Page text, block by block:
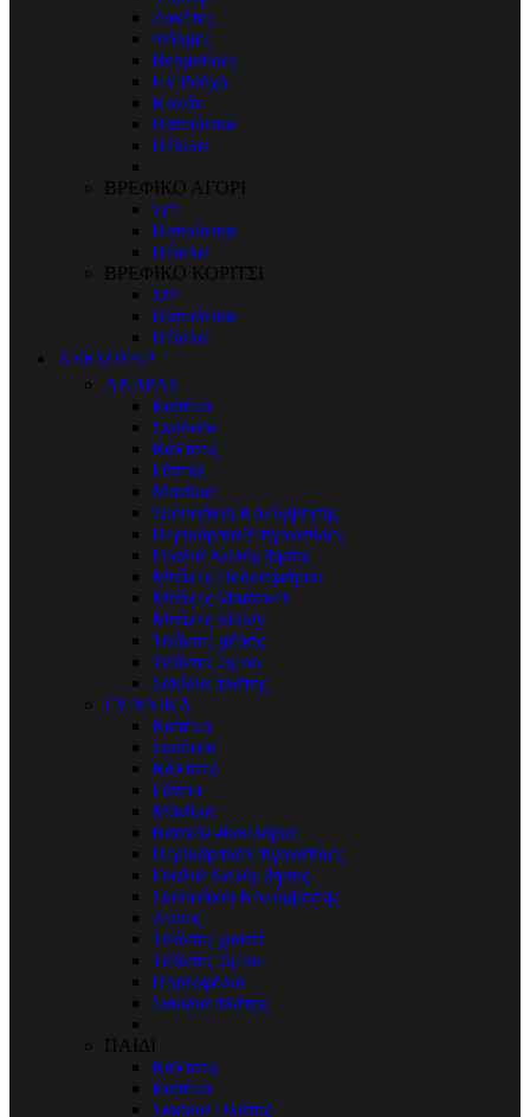
Ζακέτες
Φόρμες
Βερμούδες
Uv Ρούχα
Κολάν
Παπούτσια
Πέδιλα
ΒΡΕΦΙΚΟ ΑΓΟΡΙ
Σετ
Παπούτσια
Πέδιλα
ΒΡΕΦΙΚΟ ΚΟΡΙΤΣΙ
Σετ
Παπούτσια
Πέδιλα
ΑΞΕΣΟΥΑΡ
ΑΝΔΡΑΣ
Καπέλα
Σκούφοι
Κάλτσες
Γάντια
Μανίκια
Σκουφάκια Κολύμβησης
Περικάρπια/Επιγονατίδες
Γυαλιά Κολύμβησης
Μπάλες Ποδοσφαίρου
Μπάλες Μπάσκετ
Μπάλες Volley
Τσάντες μέσης
Τσάντες ώμου
Σακίδια πλάτης
ΓΥΝΑΙΚΑ
Καπέλα
Σκούφοι
Κάλτσες
Γάντια
Μανίκια
Κασκόλ-Φουλάρια
Περικάρπια/Επιγονατίδες
Γυαλιά Κολύμβησης
Σκουφάκια Κολύμβησης
Ζώνες
Τσάντες χιαστί
Τσάντες ώμου
Πορτοφόλια
Σακίδια πλάτης
ΠΑΙΔΙ
Κάλτσες
Καπέλα
Σακίδια Πλάτης